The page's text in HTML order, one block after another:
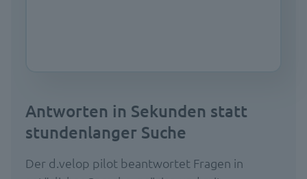
Antworten in Sekunden statt
stundenlanger Suche
Der d.velop pilot beantwortet Fragen in